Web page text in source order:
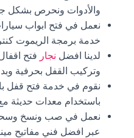
والأدوات ونحرص بشكل
نعمل في فتح ابواب
خدمة برمجة الريموت
لدينا افضل نجار فتح
وتركيب القفل بحرفية
نقوم في خدمة فتح قفل
باستخدام معدات حديثة
نعمل في صب ونسخ وسحب
عبر افضل فني مفاتيح